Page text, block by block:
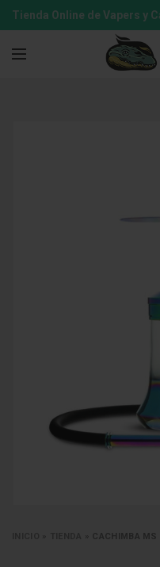
Tienda Online de Vapers y
CACHIMBA MS